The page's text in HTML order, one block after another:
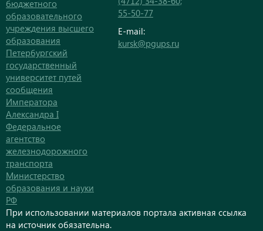
бюджетного
образовательного
учреждения высшего
образования
Петербургский
государственный
университет путей
сообщения
Императора
Александра I
Федеральное
агентство
железнодорожного
транспорта
Министерство
образования и науки
РФ
55-50-77
E-mail:
kursk@pgups.ru
При использовании материалов портала активная ссылка
на источник обязательна.